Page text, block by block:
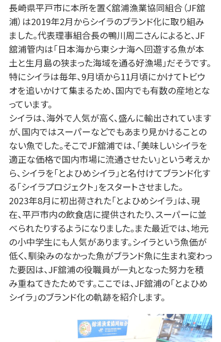
長崎県平戸市に本所を置く舘浦漁業協同組合（JF舘
浦）は2019年2月からシイラのブランド化に取り組み
ました。代表理事組合長の鴨川周二さんによると、JF
舘浦管内は「日本海から東シナ海へ回遊する魚が本
土と生月島の狭まった海域を通る好漁場」だそうです。
特にシイラは毎年、9月頃から11月頃にかけてトビウ
オを追いかけて集まるため、国内でも有数の産地とな
っています。
シイラは、海外で人気が高く、盛んに輸出されています
が、国内ではスーパーなどでもあまり見かけることの
ない魚でした。そこでJF舘浦では、「美味しいシイラを
適正な価格で国内市場に流通させたい」という考えか
ら、シイラを「とよひめシイラ」と名付けてブランド化す
る「シイラプロジェクト」をスタートさせました。
2023年8月に初出荷された「とよひめシイラ」は、現
在、平戸市内の飲食店に提供されたり、スーパーに並
べられたりするようになりました。また最近では、地元
の小中学生にも人気があります。シイラという魚価が
低く、馴染みのなかった魚がブランド魚に生まれ変わっ
た要因は、JF舘浦の役職員が一丸となった努力を積
み重ねてきたためです。ここでは、JF舘浦の「とよひめ
シイラ」のブランド化の軌跡を紹介します。